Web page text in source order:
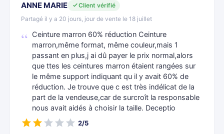
ANNE MARIE
Client vérifié
Partagé il y a 20 jours, jour de vente le 18 juillet
Ceinture marron 60% réduction Ceinture
marron,même format, même couleur,mais 1
passant en plus,j ai dû payer le prix normal,alors
que ttes les ceintures marron étaient rangées sur
le même support indiquant qu il y avait 60% de
réduction. Je trouve que c est très indélicat de la
part de la vendeuse,car de surcroît la responsable
nous avait aidés à choisir la taille. Deceptio
2/5